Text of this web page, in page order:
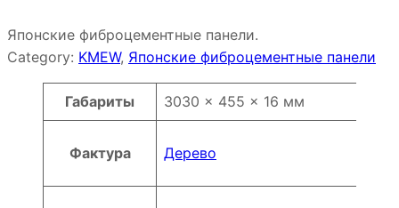
Японские фиброцементные панели.
Category: KMEW, Японские фиброцементные панели
Атрибуты Значение
Габариты 3030 × 455 × 16 мм
Фактура Дерево